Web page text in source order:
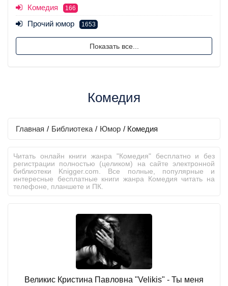
Комедия 166
Прочий юмор 1653
Показать все...
Комедия
Главная / Библиотека / Юмор / Комедия
Читать онлайн книги жанра "Комедия" бесплатно и без
регистрации полностью (целиком) на сайте электронной
библиотеки Knigger.com. Все полные, популярные и
интересные бесплатные книги жанра Комедия читать на
телефоне, планшете и ПК.
Великис Кристина Павловна "Velikis" - Ты меня